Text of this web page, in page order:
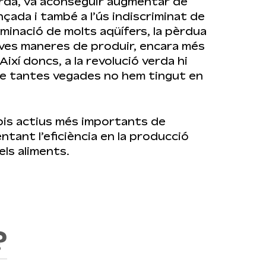
i també a l’ús indiscriminat de
de molts aqüífers, la pèrdua
maneres de produir, encara més
doncs, a la revolució verda hi
tantes vegades no hem tingut en
actius més importants de
l’eficiència en la producció
aliments.
de cultiu com un organisme viu.
aliments com una cosa viva.